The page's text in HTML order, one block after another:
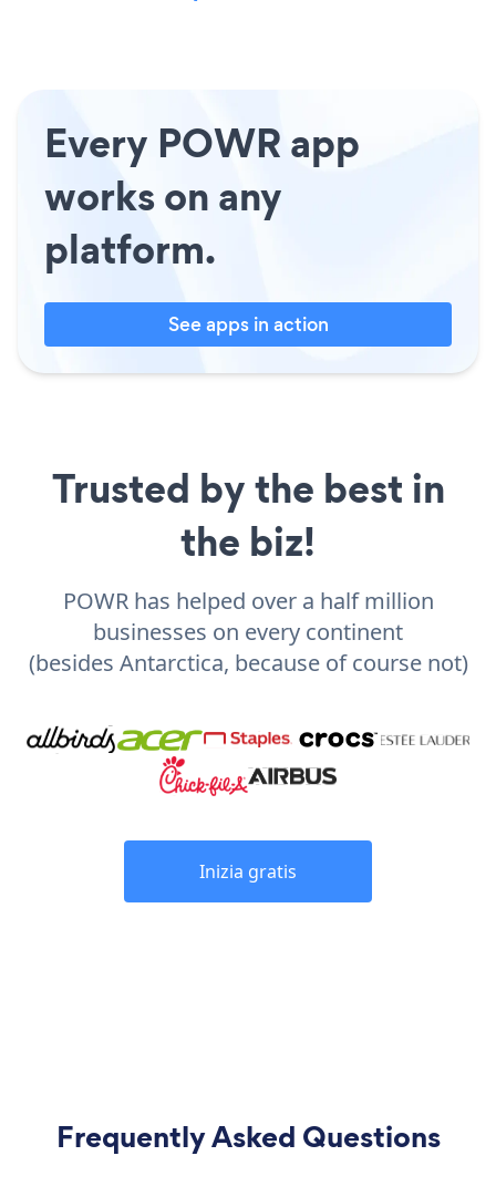
Every POWR app
works on any
platform.
See apps in action
Trusted by the best in
the biz!
POWR has helped over a half million
businesses on every continent
(besides Antarctica, because of course not)
Inizia gratis
Frequently Asked Questions